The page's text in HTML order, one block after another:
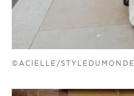
©ACIELLE/STYLEDUMONDE